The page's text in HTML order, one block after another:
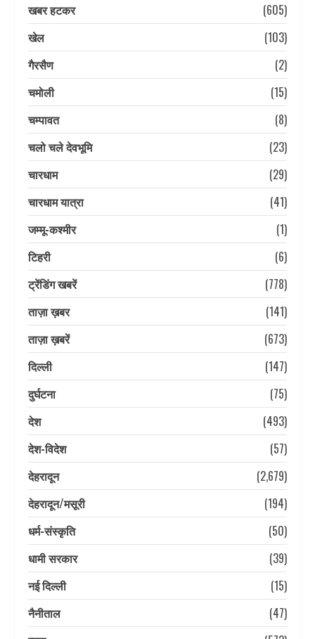
खबर हटकर
(605)
खेल
(103)
गैरसैण
(2)
चमोली
(15)
चम्पावत
(8)
चलो चले देवभूमि
(23)
चारधाम
(29)
चारधाम यात्रा
(41)
जम्मू-कश्मीर
(1)
टिहरी
(6)
ट्रेंडिंग खबरें
(778)
ताज़ा ख़बर
(141)
ताज़ा ख़बरें
(673)
दिल्ली
(147)
दुर्घटना
(75)
देश
(493)
देश-विदेश
(57)
देहरादून
(2,679)
देहरादून/मसूरी
(194)
धर्म-संस्कृति
(50)
धामी सरकार
(39)
नई दिल्ली
(15)
नैनीताल
(47)